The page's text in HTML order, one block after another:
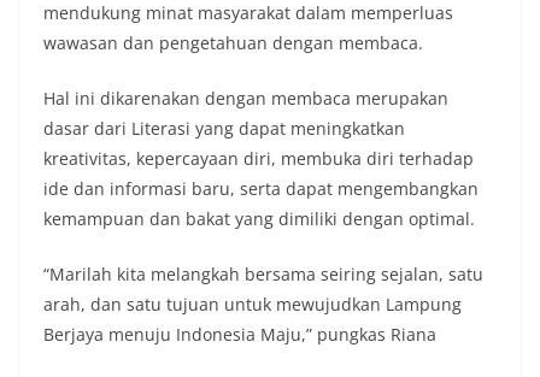
mendukung minat masyarakat dalam memperluas
wawasan dan pengetahuan dengan membaca.
Hal ini dikarenakan dengan membaca merupakan
dasar dari Literasi yang dapat meningkatkan
kreativitas, kepercayaan diri, membuka diri terhadap
ide dan informasi baru, serta dapat mengembangkan
kemampuan dan bakat yang dimiliki dengan optimal.
“Marilah kita melangkah bersama seiring sejalan, satu
arah, dan satu tujuan untuk mewujudkan Lampung
Berjaya menuju Indonesia Maju,” pungkas Riana